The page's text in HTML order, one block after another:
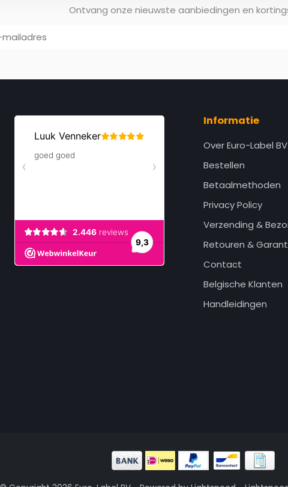
Ontvang onze nieuwste aanbiedingen en
Informatie
Over Euro-Label BV
Bestellen
Betaalmethoden
Privacy Policy
Verzending &
Retouren &
Contact
Belgische Klanten
Handleidingen